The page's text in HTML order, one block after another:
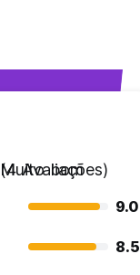
Muito bom
(4 Avaliações)
9.0
8.5